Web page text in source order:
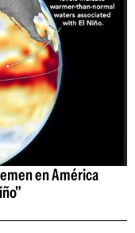
en América